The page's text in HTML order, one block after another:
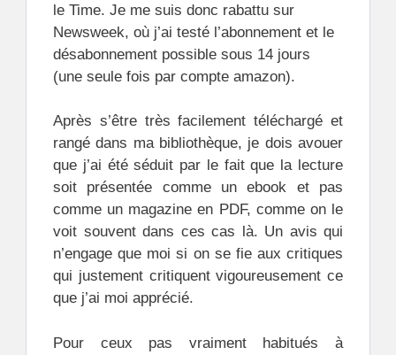
le Time. Je me suis donc rabattu sur
Newsweek, où j’ai testé l’abonnement et le
désabonnement possible sous 14 jours
(une seule fois par compte amazon).
Après s’être très facilement téléchargé et
rangé dans ma bibliothèque, je dois avouer
que j’ai été séduit par le fait que la lecture
soit présentée comme un ebook et pas
comme un magazine en PDF, comme on le
voit souvent dans ces cas là. Un avis qui
n’engage que moi si on se fie aux critiques
qui justement critiquent vigoureusement ce
que j’ai moi apprécié.
Pour ceux pas vraiment habitués à